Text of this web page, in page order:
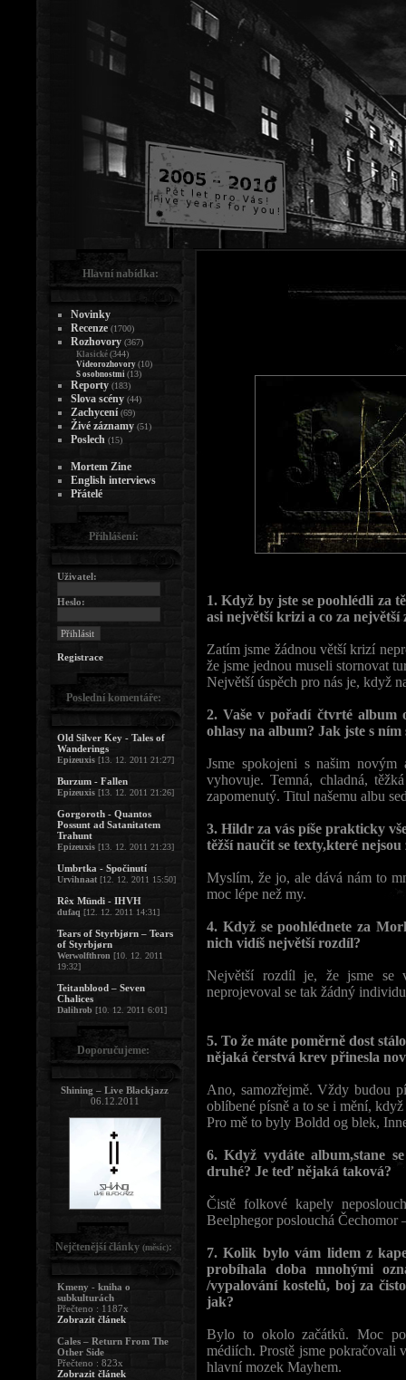
1. Když by jste se poohlédli za
asi největší krizi a co za
Zatím jsme žádnou větší krizí
že jsme jednou museli stornovat
Největší úspěch pro nás je, když
2. Vaše v pořadí čtvrté album
ohlasy na album? Jak jste s
Jsme spokojeni s našim
vyhovuje. Temná, chladná,
zapomenutý. Titul našemu albu
3. Hildr za vás píše prakticky
těžší naučit se texty,které
Myslím, že jo, ale dává nám to
moc lépe než my.
4. Když se poohlédnete za
nich vidíš největší rozdíl?
Největší rozdíl je, že jsme se
neprojevoval se tak žádný
5. To že máte poměrně dost
nějaká čerstvá krev přinesla
Ano, samozřejmě. Vždy budou
oblíbené písně a to se i mění,
Pro mě to byly Boldd og blek,
6. Když vydáte album,stane
druhé? Je teď nějaká taková?
Čistě folkové kapely
Beelphegor poslouchá
7. Kolik bylo vám lidem z
probíhala doba mnohými
/vypalování kostelů, boj za
jak?
Bylo to okolo začátků. Moc
médiích. Prostě jsme
hlavní mozek Mayhem.
Hlavní nabídka:
Novinky
Recenze (1700)
Rozhovory (367)
Klasické (344)
Videorozhovory (10)
S osobnostmi (13)
Reporty (183)
Slova scény (44)
Zachycení (69)
Živé záznamy (51)
Poslech (15)
Mortem Zine
English interviews
Přátelé
Přihlášení:
Uživatel:
Heslo:
Registrace
Poslední komentáře:
Old Silver Key - Tales of
Wanderings
Epizeuxis [13. 12. 2011 21:27]
Burzum - Fallen
Epizeuxis [13. 12. 2011 21:26]
Gorgoroth - Quantos
Possunt ad Satanitatem
Trahunt
Epizeuxis [13. 12. 2011 21:23]
Umbrtka - Spočinutí
Urvihnaat [12. 12. 2011 15:50]
Rêx Mündi - IHVH
dufaq [12. 12. 2011 14:31]
Tears of Styrbjørn – Tears
of Styrbjørn
Werwolfthron [10. 12. 2011
19:32]
Teitanblood – Seven
Chalices
Dalihrob [10. 12. 2011 6:01]
Doporučujeme:
Shining – Live Blackjazz
06.12.2011
Nejčtenější články (měsíc):
Kmeny - kniha o
subkulturách
Přečteno : 1187x
Zobrazit článek
Cales – Return From The
Other Side
Přečteno : 823x
Zobrazit článek